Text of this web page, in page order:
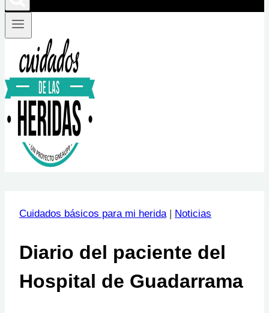
Cuidados básicos para mi herida| Noticias
Diario del paciente del
Hospital de Guadarrama